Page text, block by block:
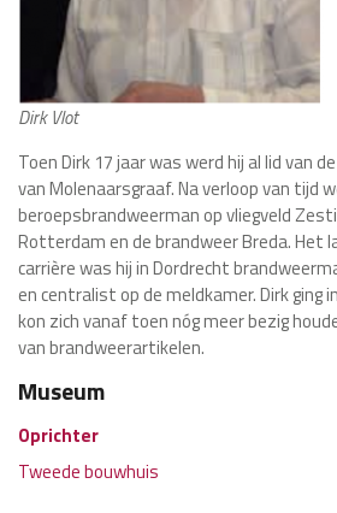
Dirk Vlot
Toen Dirk 17 jaar was werd hij al lid van
van Molenaarsgraaf. Na verloop van tijd
beroepsbrandweerman op vliegveld
Rotterdam en de brandweer Breda. Het
carrière was hij in Dordrecht
en centralist op de meldkamer. Dirk ging
kon zich vanaf toen nóg meer bezig
van brandweerartikelen.
Museum
Oprichter
Tweede bouwhuis